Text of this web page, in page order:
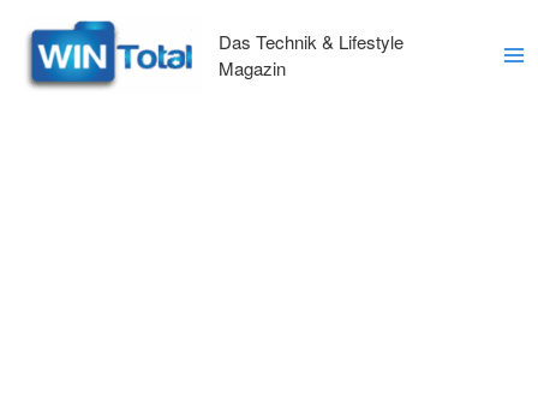
Inhalt
springen
Das Technik & Lifestyle
Magazin